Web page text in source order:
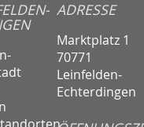
ADRESSE
Marktplatz 1
70771
Leinfelden-
Echterdingen